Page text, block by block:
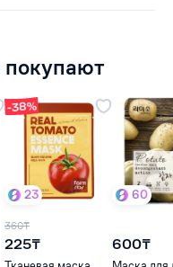
-38%
23
360₸
225₸
60
600₸